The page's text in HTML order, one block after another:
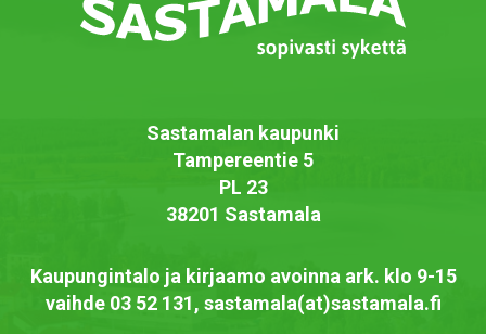
Sastamalan kaupunki
Tampereentie 5
PL 23
38201 Sastamala
Kaupungintalo ja kirjaamo avoinna ark. klo 9-15
vaihde 03 52 131, sastamala(at)sastamala.fi